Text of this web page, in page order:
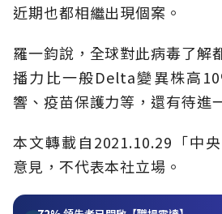
近期也都相繼出現個案。
羅一鈞說，全球對此病毒了解
播力比一般Delta變異株高
響、疫苗保護力等，還有待進
本文轉載自2021.10.29「中
意見，不代表本社立場。